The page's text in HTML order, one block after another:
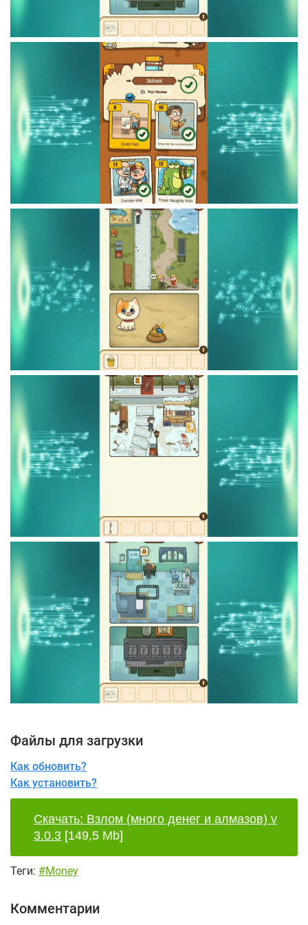
Файлы для загрузки
Как обновить?
Как установить?
Скачать: Взлом (много денег и алмазов) v
3.0.3 [149,5 Mb]
Теги: #Money
Комментарии